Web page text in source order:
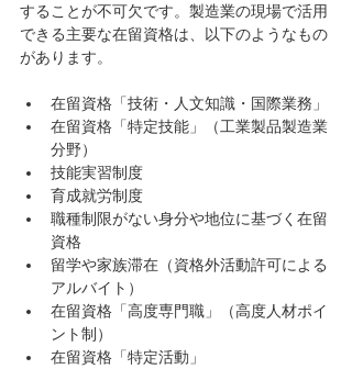
することが不可欠です。製造業の現場で活用
できる主要な在留資格は、以下のようなもの
があります。
在留資格「技術・人文知識・国際業務」
在留資格「特定技能」（工業製品製造業
分野）
技能実習制度
育成就労制度
職種制限がない身分や地位に基づく在留
資格
留学や家族滞在（資格外活動許可による
アルバイト）
在留資格「高度専門職」（高度人材ポイ
ント制）
在留資格「特定活動」